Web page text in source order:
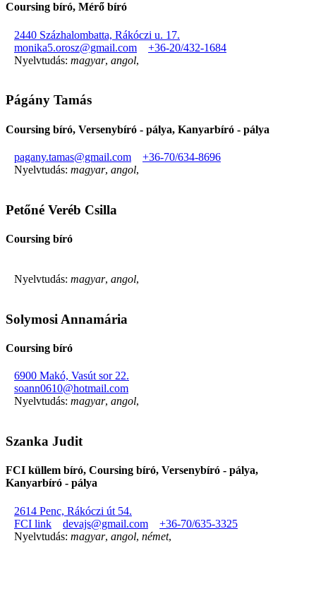
Coursing bíró, Mérő bíró
2440 Százhalombatta, Rákóczi u. 17.
monika5.orosz@gmail.com
+36-20/432-1684
Nyelvtudás: magyar, angol,
Págány Tamás
Coursing bíró, Versenybíró - pálya, Kanyarbíró - pálya
pagany.tamas@gmail.com
+36-70/634-8696
Nyelvtudás: magyar, angol,
Petőné Veréb Csilla
Coursing bíró
Nyelvtudás: magyar, angol,
Solymosi Annamária
Coursing bíró
6900 Makó, Vasút sor 22.
soann0610@hotmail.com
Nyelvtudás: magyar, angol,
Szanka Judit
FCI küllem bíró, Coursing bíró, Versenybíró - pálya,
Kanyarbíró - pálya
2614 Penc, Rákóczi út 54.
FCI link
devajs@gmail.com
+36-70/635-3325
Nyelvtudás: magyar, angol, német,